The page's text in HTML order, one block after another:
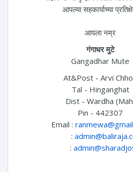
आपल्या सहकार्याच्या
आपला नम्र
गंगाधर मुटे
Gangadhar Mute
At&Post - Arvi
Tal - Hinganghat
Dist - Wardha
Pin - 442307
Email :
:
: